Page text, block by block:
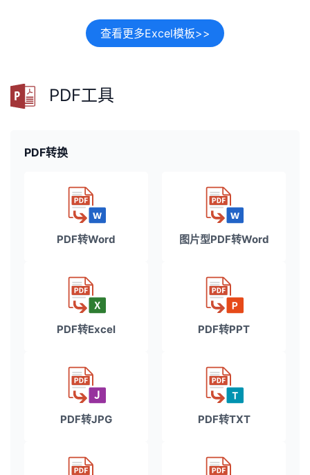
查看更多Excel模板>>
PDF工具
PDF转换
PDF转Word 图片型PDF转Word
PDF转Excel PDF转PPT
PDF转JPG PDF转TXT